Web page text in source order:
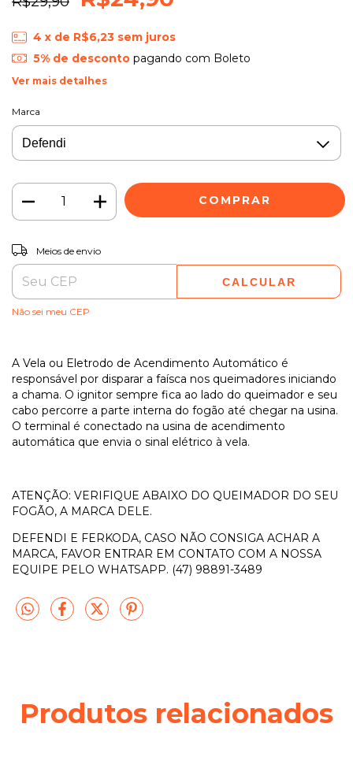
4 x de R$6,23 sem juros
5% de descontopagando com Boleto
Ver mais detalhes
Marca
Entregas para o CEP:
Meios de envio
CALCULAR
Não sei meu CEP
A Vela ou Eletrodo de Acendimento Automático é
responsável por disparar a faísca nos queimadores iniciando
a chama. O ignitor sempre fica ao lado do queimador e seu
cabo percorre a parte interna do fogão até chegar na usina.
O terminal é conectado na usina de acendimento
automática que envia o sinal elétrico à vela.
ATENÇÃO: VERIFIQUE ABAIXO DO QUEIMADOR DO SEU
FOGÃO, A MARCA DELE.
DEFENDI E FERKODA, CASO NÃO CONSIGA ACHAR A
MARCA, FAVOR ENTRAR EM CONTATO COM A NOSSA
EQUIPE PELO WHATSAPP. (47) 98891-3489
Produtos relacionados